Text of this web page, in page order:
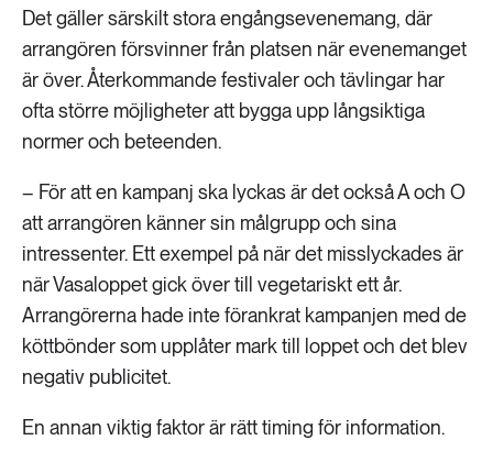
Det gäller särskilt stora engångsevenemang, där
arrangören försvinner från platsen när evenemanget
är över. Återkommande festivaler och tävlingar har
ofta större möjligheter att bygga upp långsiktiga
normer och beteenden.
– För att en kampanj ska lyckas är det också A och O
att arrangören känner sin målgrupp och sina
intressenter. Ett exempel på när det misslyckades är
när Vasaloppet gick över till vegetariskt ett år.
Arrangörerna hade inte förankrat kampanjen med de
köttbönder som upplåter mark till loppet och det blev
negativ publicitet.
En annan viktig faktor är rätt timing för information.